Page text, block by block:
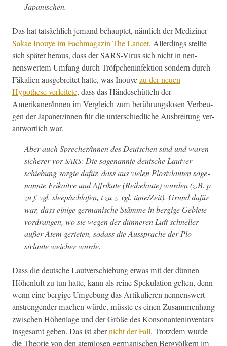
Japanischen.
Das hat tat­säch­lich jemand behauptet, näm­lich der Medi­zin­er
Sakae Inouye im Fach­magazin The Lancet. Allerd­ings stellte
sich später her­aus, dass der SARS-Virus sich nicht in nen­
nenswertem Umfang durch Tröf­pchen­in­fek­tion son­dern durch
Fäkalien aus­ge­bre­it­et hat­te, was Inouyezu der neuen
Hypothese ver­leit­ete, dass das Hän­de­schüt­teln der
Amerikaner/innen im Ver­gle­ich zum berührungslosen Ver­beu­
gen der Japaner/innen für die unter­schiedliche Aus­bre­itung ver­
ant­wortlich war.
Aber auch Sprecher/innen des Deutschen sind und waren
sicher­er vorSARS: Die soge­nan­nte deutsche Lautver­
schiebung sorgte dafür, dass aus vie­len Plo­sivlaut­en soge­
nan­nte Frikaitve und Affrikate (Reibelaute) wur­den (z.B. p
zu f, vgl. sleep/schlafen, t zu z, vgl. time/Zeit). Grund dafür
war, dass einige ger­man­is­che Stämme in bergige Gebi­ete
vor­drangen, wo sie wegen der dün­neren Luft schneller
außer Atem geri­eten, sodass die Aussprache der Plo­
sivlaute weich­er wurde.
Dass die deutsche Lautver­schiebung etwas mit der dün­nen
Höhen­luft zu tun hat­te, kann als reine Speku­la­tion gel­ten, denn
wenn eine bergige Umge­bung das Artikulieren nen­nenswert
anstren­gen­der machen würde, müsste es einen Zusam­men­hang
zwis­chen Höhen­lage und der Größe des Kon­so­nan­ten­in­ven­tars
ins­ge­samt geben. Das ist abernicht der Fall. Trotz­dem wurde
die The­o­rie von den atem­losen ger­man­is­chen Bergvölk­ern im